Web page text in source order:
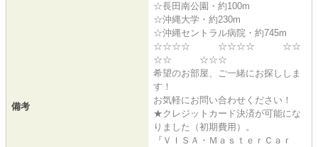
備考
☆長田南公園・約100m
☆沖縄大学・約230m
☆沖縄セントラル病院・約745m
☆☆☆☆ ☆☆☆☆ ☆☆
☆☆ ☆☆☆
希望のお部屋、ご一緒にお探ししま
す！
お気軽にお問い合わせください！
★クレジットカード決済が可能にな
りました（初期費用）。
『ＶＩＳＡ・ＭａｓｔｅｒＣａｒ